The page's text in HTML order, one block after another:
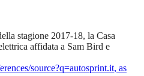
stagione 2017-18, la Casa
affidata a Sam Bird e
source?q=autosprint.it, as